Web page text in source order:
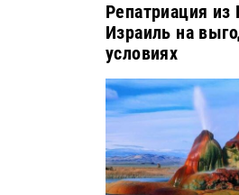
Репатриация из
Израиль на
условиях